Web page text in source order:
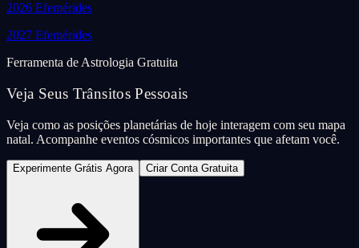
2026 Efemérides
2027 Efemérides
Ferramenta de Astrologia Gratuita
Veja Seus Trânsitos Pessoais
Veja como as posições planetárias de hoje interagem com seu mapa
natal. Acompanhe eventos cósmicos importantes que afetam você.
Experimente Grátis Agora Criar Conta Gratuita